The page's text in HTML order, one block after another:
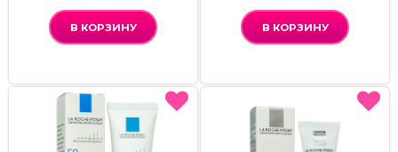
В КОРЗИНУ В КОРЗИНУ